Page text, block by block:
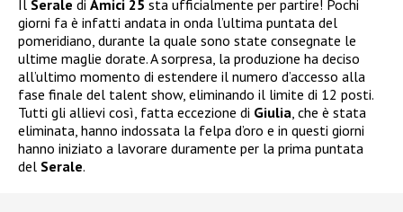
Il Serale di Amici 25 sta ufficialmente per partire! Pochi
giorni fa è infatti andata in onda l’ultima puntata del
pomeridiano, durante la quale sono state consegnate le
ultime maglie dorate. A sorpresa, la produzione ha deciso
all’ultimo momento di estendere il numero d’accesso alla
fase finale del talent show, eliminando il limite di 12 posti.
Tutti gli allievi così, fatta eccezione di Giulia , che è stata
eliminata, hanno indossata la felpa d’oro e in questi giorni
hanno iniziato a lavorare duramente per la prima puntata
del Serale.